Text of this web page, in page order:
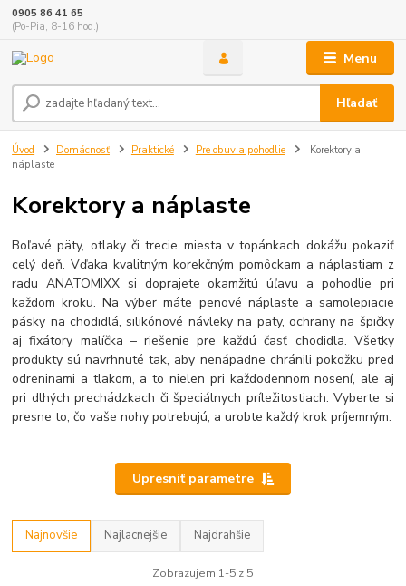
Menu
Hľadať
0905 86 41 65
(Po-Pia, 8-16 hod.)
Úvod Domácnosť Praktické Pre obuv a pohodlie
Korektory a
náplaste
Korektory a náplaste
Boľavé päty, otlaky či trecie miesta v topánkach dokážu pokaziť
celý deň. Vďaka kvalitným korekčným pomôckam a náplastiam z
radu ANATOMIXX si doprajete okamžitú úľavu a pohodlie pri
každom kroku. Na výber máte penové náplaste a samolepiacie
pásky na chodidlá, silikónové návleky na päty, ochrany na špičky
aj fixátory malíčka – riešenie pre každú časť chodidla. Všetky
produkty sú navrhnuté tak, aby nenápadne chránili pokožku pred
odreninami a tlakom, a to nielen pri každodennom nosení, ale aj
pri dlhých prechádzkach či špeciálnych príležitostiach. Vyberte si
presne to, čo vaše nohy potrebujú, a urobte každý krok príjemným.
Upresniť parametre
Najnovšie Najlacnejšie Najdrahšie
Zobrazujem 1-5 z 5